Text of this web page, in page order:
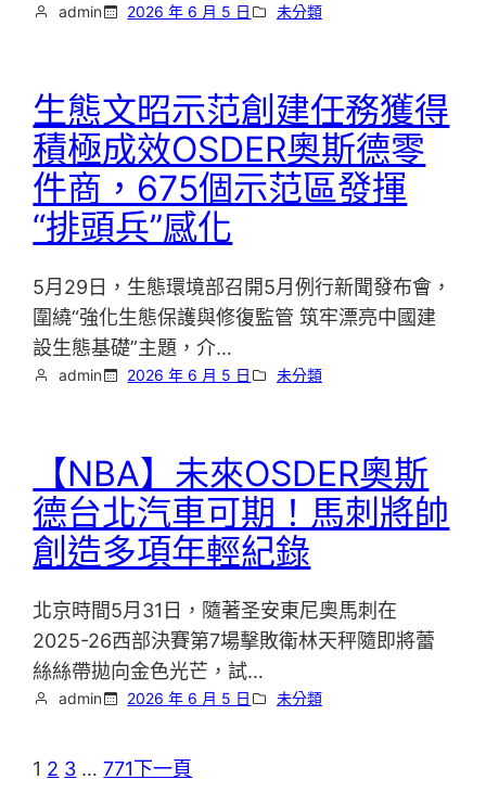
admin 2026 年 6 月 5 日 未分類
生態文昭示范創建任務獲得
積極成效OSDER奧斯德零
件商，675個示范區發揮
“排頭兵”感化
5月29日，生態環境部召開5月例行新聞發布會，
圍繞“強化生態保護與修復監管 筑牢漂亮中國建
設生態基礎”主題，介…
admin 2026 年 6 月 5 日 未分類
【NBA】未來OSDER奧斯
德台北汽車可期！馬刺將帥
創造多項年輕紀錄
北京時間5月31日，隨著圣安東尼奧馬刺在
2025-26西部決賽第7場擊敗衛林天秤隨即將蕾
絲絲帶拋向金色光芒，試…
admin 2026 年 6 月 5 日 未分類
1 2 3 … 771下一頁